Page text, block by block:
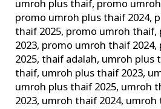
umroh plus thaif, promo
promo umroh plus thaif 2024,
thaif 2025, promo umroh thaif,
2023, promo umroh thaif 2024,
2025,thaif adalah, umroh plus
thaif, umroh plus thaif 2023,
umroh plus thaif 2025, umroh
2023, umroh thaif 2024, umroh